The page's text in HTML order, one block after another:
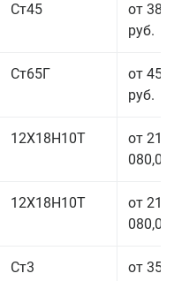
Ст45
от 38
руб.
Ст65Г
от 45
руб.
12Х18Н10Т
от 211
080,00
12Х18Н10Т
от 211
080,00
Ст3
от 35